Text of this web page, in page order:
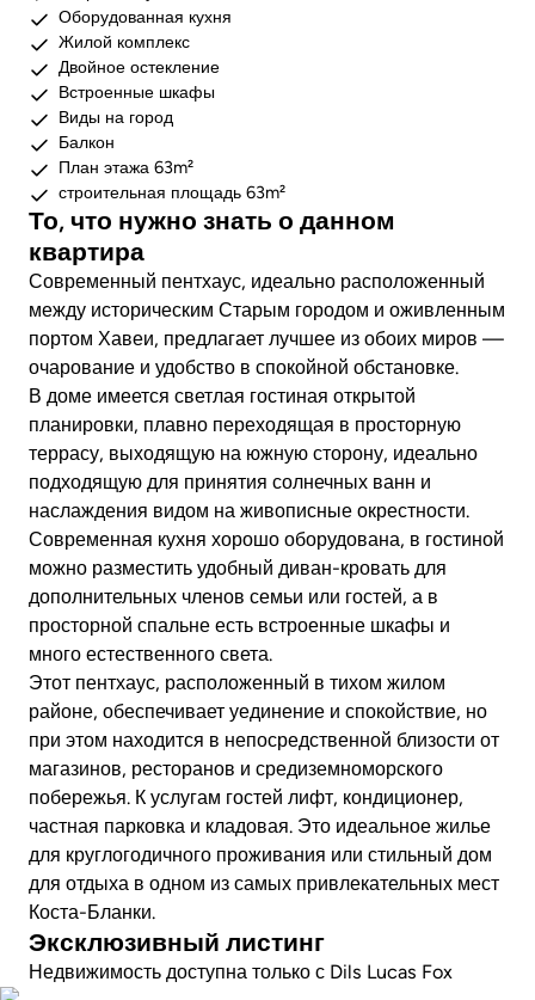
Оборудованная кухня
Жилой комплекс
Двойное остекление
Встроенные шкафы
Виды на город
Балкон
План этажа 63m²
строительная площадь 63m²
То, что нужно знать о данном
квартира
Современный пентхаус, идеально расположенный
между историческим Старым городом и оживленным
портом Хавеи, предлагает лучшее из обоих миров —
очарование и удобство в спокойной обстановке.
В доме имеется светлая гостиная открытой
планировки, плавно переходящая в просторную
террасу, выходящую на южную сторону, идеально
подходящую для принятия солнечных ванн и
наслаждения видом на живописные окрестности.
Современная кухня хорошо оборудована, в гостиной
можно разместить удобный диван-кровать для
дополнительных членов семьи или гостей, а в
просторной спальне есть встроенные шкафы и
много естественного света.
Этот пентхаус, расположенный в тихом жилом
районе, обеспечивает уединение и спокойствие, но
при этом находится в непосредственной близости от
магазинов, ресторанов и средиземноморского
побережья. К услугам гостей лифт, кондиционер,
частная парковка и кладовая. Это идеальное жилье
для круглогодичного проживания или стильный дом
для отдыха в одном из самых привлекательных мест
Коста-Бланки.
Эксклюзивный листинг
Недвижимость доступна только с Dils Lucas Fox